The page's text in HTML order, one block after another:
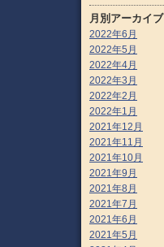
月別アーカイブ
2022年6月
2022年5月
2022年4月
2022年3月
2022年2月
2022年1月
2021年12月
2021年11月
2021年10月
2021年9月
2021年8月
2021年7月
2021年6月
2021年5月